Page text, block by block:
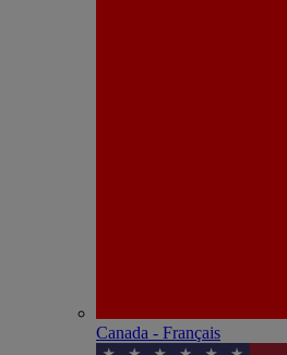
Canada - Français